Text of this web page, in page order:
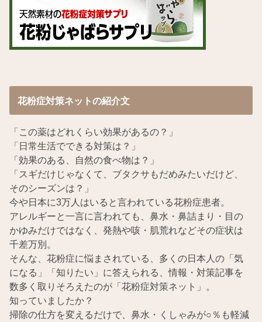
花粉症対策ネットの紹介文
「この薬はどれくらい効果があるの？」
「日常生活でできる対策は？」
「効果のある、自然の食べ物は？」
「スギだけじゃなくて、ブタクサもだめみたいだけど、
そのシーズンは？」
今や日本に3万人はいると言われている花粉症患者。
アレルギーと一言に言われても、鼻水・鼻詰まり・目の
かゆみだけではなく、発熱や咳・肌荒れなどその症状は
千差万別。
そんな、花粉症に悩まされている、多くの日本人の「気
になる」「知りたい」に答えられる、情報・対策記事を
数多く取りそろえたのが「花粉症対策ネット」。
知っていましたか？
掃除の仕方を変えるだけで、鼻水・くしゃみが○％も軽減